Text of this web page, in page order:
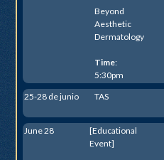
Beyond
Aesthetic
Dermatology
Time:
5:30pm
25-28 de junio TAS
June 28
[Educational
Event]